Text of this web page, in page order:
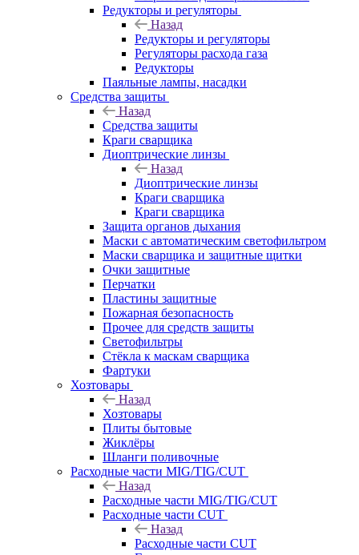
Редукторы и регуляторы
Назад
Редукторы и регуляторы
Регуляторы расхода газа
Редукторы
Паяльные лампы, насадки
Средства защиты
Назад
Средства защиты
Краги сварщика
Диоптрические линзы
Назад
Диоптрические линзы
Краги сварщика
Краги сварщика
Защита органов дыхания
Маски с автоматическим светофильтром
Маски сварщика и защитные щитки
Очки защитные
Перчатки
Пластины защитные
Пожарная безопасность
Прочее для средств защиты
Светофильтры
Стёкла к маскам сварщика
Фартуки
Хозтовары
Назад
Хозтовары
Плиты бытовые
Жиклёры
Шланги поливочные
Расходные части MIG/TIG/CUT
Назад
Расходные части MIG/TIG/CUT
Расходные части CUT
Назад
Расходные части CUT